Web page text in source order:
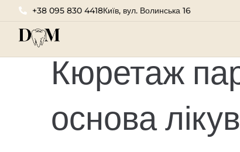
+38 095 830 4418Київ, вул. Волинська 16
Кюретаж
Кюретаж
основа